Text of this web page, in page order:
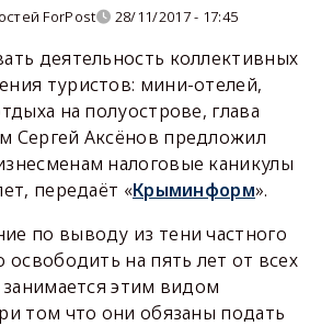
ForPost 28/11/2017 - 17:45
деятельность коллективных
туристов: мини-отелей,
на полуострове, глава
Сергей Аксёнов предложил
налоговые каникулы
передаёт «Крыминформ».
по выводу из тени частного
освободить на пять лет от всех
занимается этим видом
том что они обязаны подать